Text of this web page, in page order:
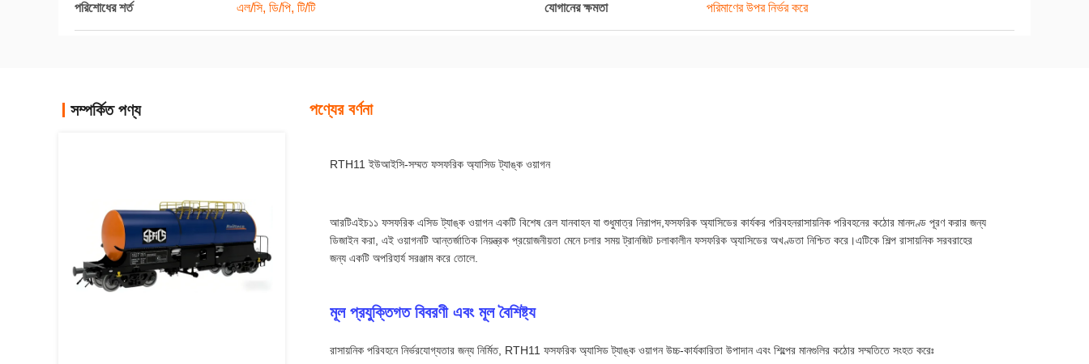
পরিশোধের শর্ত এল/সি, ডি/পি, টি/টি যোগানের ক্ষমতা পরিমাণের উপর নির্ভর করে
সম্পর্কিত পণ্য পণ্যের বর্ণনা
RTH11 ইউআইসি-সম্মত ফসফরিক অ্যাসিড ট্যাঙ্ক ওয়াগন
আরটিএইচ১১ ফসফরিক এসিড ট্যাঙ্ক ওয়াগন একটি বিশেষ রেল যানবাহন যা শুধুমাত্র নিরাপদ,ফসফরিক অ্যাসিডের কার্যকর পরিবহনরাসায়নিক পরিবহনের কঠোর মানদণ্ড পূরণ করার জন্য
ডিজাইন করা, এই ওয়াগনটি আন্তর্জাতিক নিয়ন্ত্রক প্রয়োজনীয়তা মেনে চলার সময় ট্রানজিট চলাকালীন ফসফরিক অ্যাসিডের অখণ্ডতা নিশ্চিত করে।এটিকে শিল্প রাসায়নিক সরবরাহের
জন্য একটি অপরিহার্য সরঞ্জাম করে তোলে.
মূল প্রযুক্তিগত বিবরণী এবং মূল বৈশিষ্ট্য
রাসায়নিক পরিবহনে নির্ভরযোগ্যতার জন্য নির্মিত, RTH11 ফসফরিক অ্যাসিড ট্যাঙ্ক ওয়াগন উচ্চ-কার্যকারিতা উপাদান এবং শিল্পের মানগুলির কঠোর সম্মতিতে সংহত করেঃ